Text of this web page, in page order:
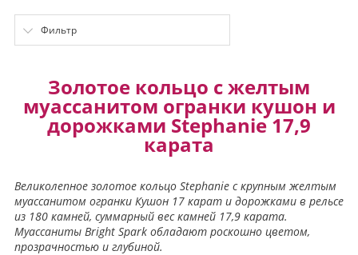
Фильтр
Золотое кольцо с желтым
муассанитом огранки кушон и
дорожками Stephanie 17,9
карата
Великолепное золотое кольцо Stephanie с крупным желтым
муассанитом огранки Кушон 17 карат и дорожками в рельсе
из 180 камней, суммарный вес камней 17,9 карата.
Муассаниты Bright Spark обладают роскошно цветом,
прозрачностью и глубиной.